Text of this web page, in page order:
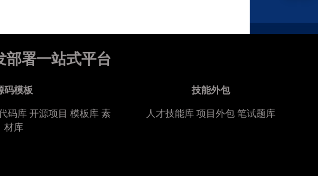
署一站式平台
码模板
码库开源项目 模板库素
材库
技能外包
人才技能库项目外包笔试题库